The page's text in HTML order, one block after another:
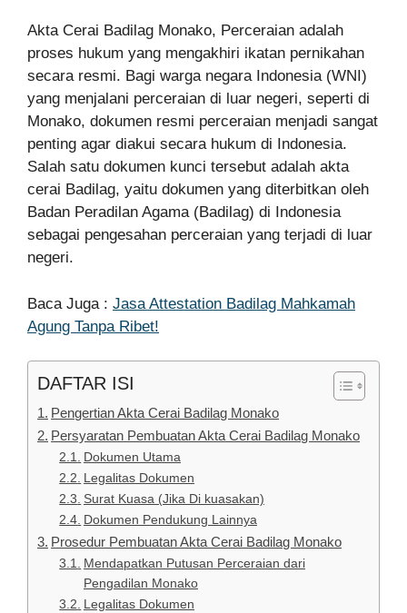
Akta Cerai Badilag Monako, Perceraian adalah
proses hukum yang mengakhiri ikatan pernikahan
secara resmi. Bagi warga negara Indonesia (WNI)
yang menjalani perceraian di luar negeri, seperti di
Monako, dokumen resmi perceraian menjadi sangat
penting agar diakui secara hukum di Indonesia.
Salah satu dokumen kunci tersebut adalah akta
cerai Badilag, yaitu dokumen yang diterbitkan oleh
Badan Peradilan Agama (Badilag) di Indonesia
sebagai pengesahan perceraian yang terjadi di luar
negeri.
Baca Juga : Jasa Attestation Badilag Mahkamah
Agung Tanpa Ribet!
DAFTAR ISI
Pengertian Akta Cerai Badilag Monako
Persyaratan Pembuatan Akta Cerai Badilag Monako
Dokumen Utama
Legalitas Dokumen
Surat Kuasa (Jika Di kuasakan)
Dokumen Pendukung Lainnya
Prosedur Pembuatan Akta Cerai Badilag Monako
Mendapatkan Putusan Perceraian dari
Pengadilan Monako
Legalitas Dokumen